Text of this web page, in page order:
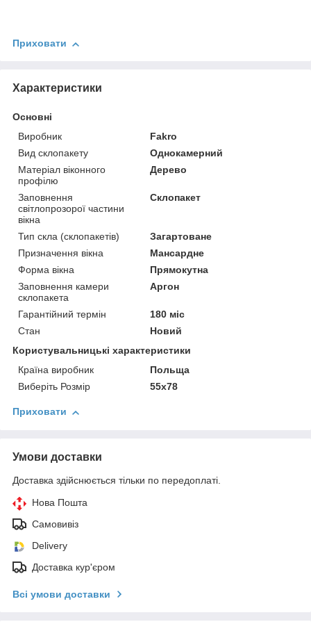
Приховати
Характеристики
Основні
Виробник
Fakro
Вид склопакету
Однокамерний
Матеріал віконного
профілю
Дерево
Заповнення
світлопрозорої частини
вікна
Склопакет
Тип скла (склопакетів)
Загартоване
Призначення вікна
Мансардне
Форма вікна
Прямокутна
Заповнення камери
склопакета
Аргон
Гарантійний термін
180 міс
Стан
Новий
Користувальницькі характеристики
Країна виробник
Польща
Виберіть Розмір
55х78
Приховати
Умови доставки
Доставка здійснюється тільки по передоплаті.
Нова Пошта
Самовивіз
Delivery
Доставка кур'єром
Всі умови доставки